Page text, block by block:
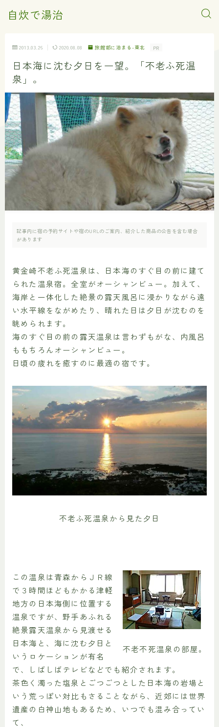
自炊で湯治
2013.03.26 2020.08.08 旅館部に泊まる-東北 PR
日本海に沈む夕日を一望。「不老ふ死温
泉」。
記事内に宿の予約サイトや宿のURLのご案内、紹介した商品の公告を含む場合
があります
黄金崎不老ふ死温泉は、日本海のすぐ目の前に建て
られた温泉宿。全室がオーシャンビュー。加えて、
海岸と一体化した絶景の露天風呂に浸かりながら遠
い水平線をながめたり、晴れた日は夕日が沈むのを
眺められます。
海のすぐ目の前の露天温泉は言わずもがな、内風呂
ももちろんオーシャンビュー。
日頃の疲れを癒すのに最適の宿です。
不老ふ死温泉から見た夕日
不老不死温泉の部屋。
この温泉は青森からＪＲ線
で３時間ほどもかかる津軽
地方の日本海側に位置する
温泉ですが、野手あふれる
絶景露天温泉から見渡せる
日本海と、海に沈む夕日と
いうロケーションが有名
で、しばしばテレビなどでも紹介されます。
茶色く濁った塩泉とごつごつとした日本海の岩場と
いう荒っぽい対比もさることながら、近郊には世界
遺産の白神山地もあるため、いつでも混み合ってい
て、